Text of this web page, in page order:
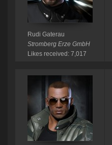
Rudi Gaterau
Stromberg Erze GmbH
Likes received: 7,017